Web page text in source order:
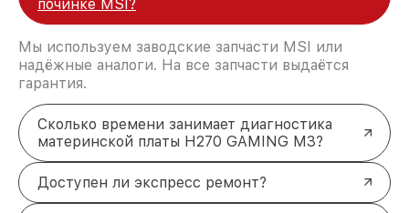
починке MSI?
Мы используем заводские запчасти MSI или
надёжные аналоги. На все запчасти выдаётся
гарантия.
Сколько времени занимает диагностика
материнской платы H270 GAMING M3?
Доступен ли экспресс ремонт?